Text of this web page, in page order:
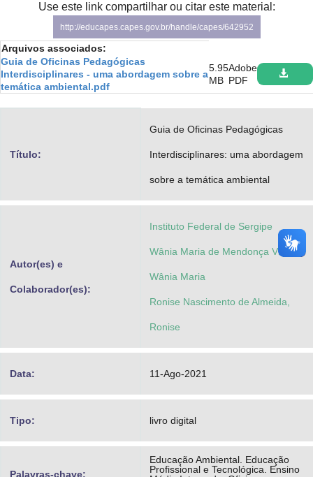
Secretaria de Governo
Gabinete de Segurança Institucional
Advocacia-Geral da União
Use este link compartilhar ou citar este material:
http://educapes.capes.gov.br/handle/capes/642952
Arquivos associados:
Guia de Oficinas Pedagógicas
Interdisciplinares - uma abordagem sobre a
temática ambiental.pdf
5.95
MB
Adobe
PDF
Título:
Guia de Oficinas Pedagógicas
Interdisciplinares: uma abordagem
sobre a temática ambiental
Autor(es) e
Colaborador(es):
Instituto Federal de Sergipe
Wânia Maria de Mendonça Viana,
Wânia Maria
Ronise Nascimento de Almeida,
Ronise
Data: 11-Ago-2021
Tipo: livro digital
Palavras-chave:
Educação Ambiental. Educação
Profissional e Tecnológica. Ensino